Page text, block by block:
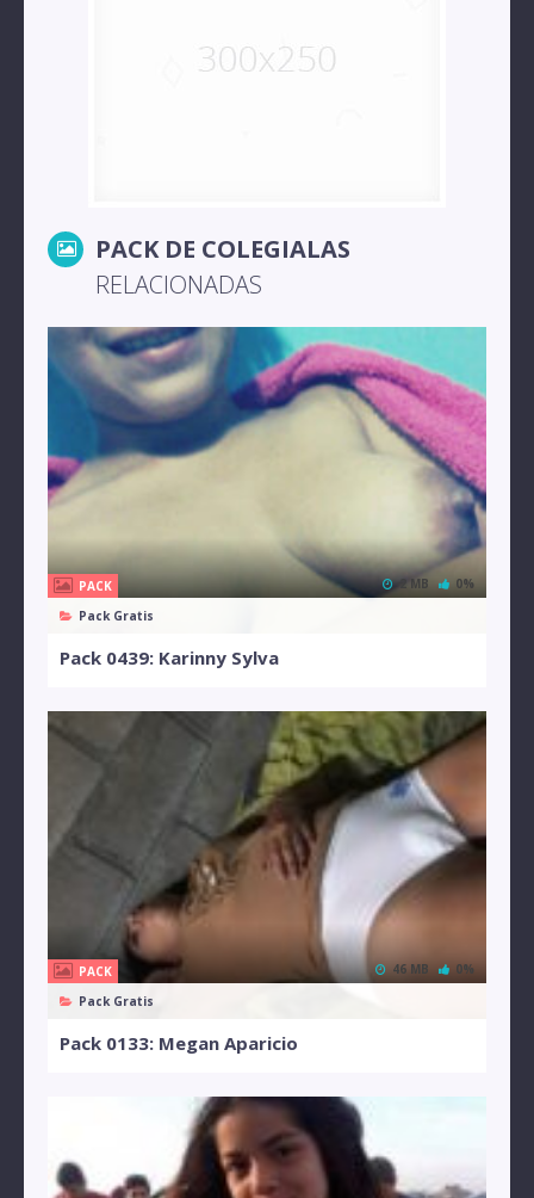
PACK DE COLEGIALAS
RELACIONADAS
PACK
Pack Gratis
2 MB 0%
Pack 0439: Karinny Sylva
PACK
Pack Gratis
46 MB 0%
Pack 0133: Megan Aparicio